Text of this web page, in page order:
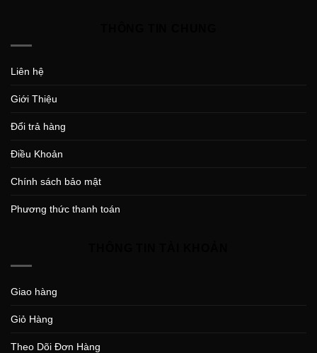
Liên hệ
Giới Thiệu
Đổi trả hàng
Điều Khoản
Chính sách bảo mật
Phương thức thanh toán
Giao hàng
Giỏ Hàng
Theo Dõi Đơn Hàng